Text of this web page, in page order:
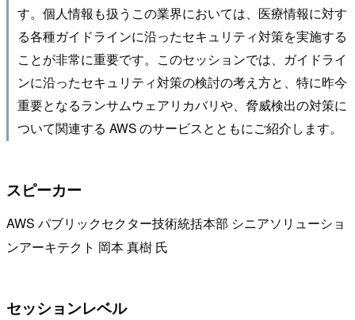
す。個人情報も扱うこの業界においては、医療情報に対す
る各種ガイドラインに沿ったセキュリティ対策を実施する
ことが非常に重要です。このセッションでは、ガイドライ
ンに沿ったセキュリティ対策の検討の考え方と、特に昨今
重要となるランサムウェアリカバリや、脅威検出の対策に
ついて関連する AWS のサービスとともにご紹介します。
スピーカー
AWS パブリックセクター技術統括本部 シニアソリューショ
ンアーキテクト 岡本 真樹 氏
セッションレベル